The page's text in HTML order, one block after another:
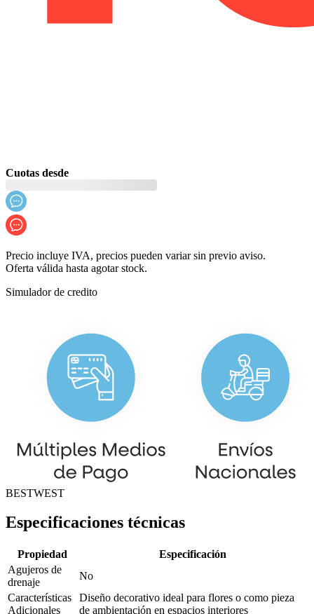
Cuotas desde
Precio incluye IVA, precios pueden variar sin previo aviso.
Oferta válida hasta agotar stock.
Simulador de credito
BESTWEST
Especificaciones técnicas
Propiedad
Especificación
Agujeros de
drenaje
No
Características
Adicionales
Diseño decorativo ideal para flores o como pieza
de ambientación en espacios interiores